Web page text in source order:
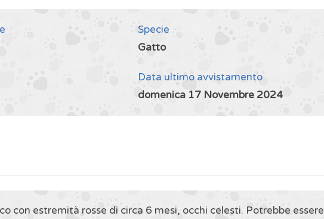
Specie
Gatto
Data ultimo avvistamento
domenica 17 Novembre 2024
con estremità rosse di circa 6 mesi, occhi celesti. Potrebbe essere